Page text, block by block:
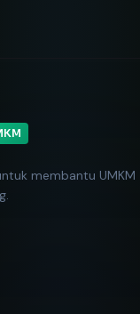
membantu UMKM